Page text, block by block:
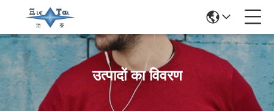
उत्पादों का विवरण